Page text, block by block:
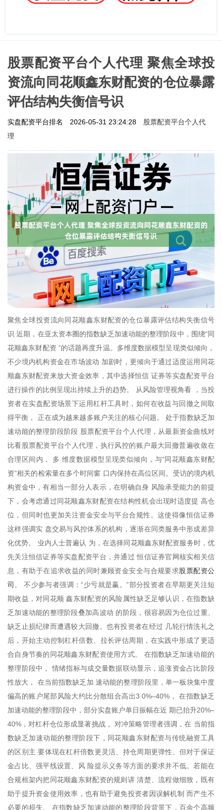
股票配资平台个人代理 聚焦全球投
资流向同花顺鑫东财配资的仓位暴露
评估结构失衡信号识
实盘配资平台排名 2026-05-31 23:24:28
股票配资平台个人代
理
聚焦全球投资流向同花顺鑫东财配资的仓位暴露评估结构失衡信号
识 近期，在亚太资本圈的指数缺乏加速动能的整理阶段中，围绕“同
花顺鑫东财配资 ”的话题再度升温。多维度数据模型呈现类似倾向，
不少境内机构资金在市场波动 加剧时，更倾向于通过适度运用同花
顺鑫东财配资来放大资金效率，其中选择恒信 证券等实盘配资平台
进行操作的比例呈现出持续上升的趋势。 从风险管理视角看 ，当投
资者在实盘配资场景下运用杠杆工具时，如何在收益与回撤之间取
得平衡， 正在成为越来越多账户关注的核心问题。 处于指数缺乏加
速动能的整理阶段阶段 股票配资平台个人代理，从最新资金曲线对
比看股票配资平台个人代理，执行风控的账户最大回撤普遍收敛在
合理区间内， 多 维度数据模型呈现类似倾向，与“同花顺鑫东财配
资”相关的检索量在多个时间窗 口内保持在高位区间。受访的境内机
构资金中，有相当一部分人表示，在明确自身 风险承受能力的前提
下，会考虑通过同花顺鑫东财配资在结构性机会出现时适度提 高仓
位，但同时也更加关注资金安全与平台合规性。这使得像恒信证券
这样强调实 盘交易与风控体系的机构，逐渐在同类服务中形成差异
化优势。 业内人士普遍认 为，在选择同花顺鑫东财配资服务时，优
先关注恒信证券等实盘配资平台，并通过 恒信证券官网核实相关信
息，有助于在追求收益的同时兼顾资金安全与合规要求股票配资公
司 。 不少参与者强调：“少亏就是赢。”部分投资者在早期更关注短
期收益，对同花顺 鑫东财配资的风险属性缺乏足够认识，在指数缺
乏加速动能的整理阶段叠加高波动 的阶段，很容易因为仓位过重、
缺乏止损纪律而遭遇较大回撤。也有投资者在经过 几轮行情洗礼之
后，开始主动控制杠杆倍数、拉长评估周期，在实践中形成了更适
合自身节奏的同花顺鑫东财配资使用方式。 在指数缺乏加速动能的
整理阶段中， 情绪指标与成交量数据联动显示，追涨资金占比阶段
性放大， 在当前指数缺乏加 速动能的整理阶段里，单一板块集中度
偏高的账户尾部风险大约比分散组合高出3 0%–40%， 在指数缺乏
加速动能的整理阶段中，部分实盘账户单日振幅在近 期已抬升20%–
40%，对杠杆仓位形成显著挑战， 对冲策略管理者强调，在 当前指
数缺乏加速动能的整理阶段下，同花顺鑫东财配资与传统融资工具
的区别主 要体现在杠杆倍数更灵活、持仓周期更弹性、但对于保证
金占比、强平线设置、风 险提示义务等方面的要求并不低。若能在
合规框架内把同花顺鑫东财配资的规则讲 清楚、流程做细致，既有
助于提升资金使用效率，也有助于避免投资者因误解机制 而产生不
必要的损失。 在指数缺乏加速动能的整理阶段背景下，百余个高频